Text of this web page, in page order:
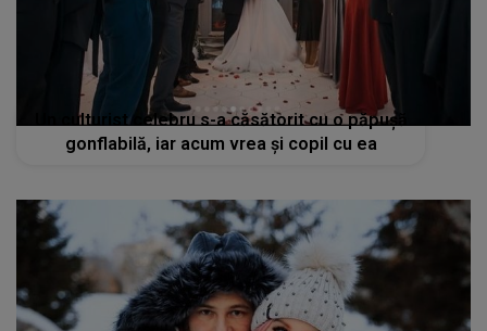
Un culturist celebru s-a căsătorit cu o păpușă
gonflabilă, iar acum vrea și copil cu ea